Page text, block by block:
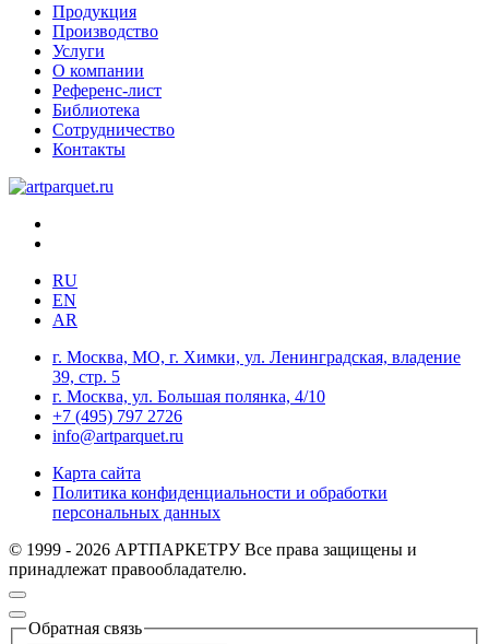
Продукция
Производство
Услуги
О компании
Референс-лист
Библиотека
Сотрудничество
Контакты
RU
EN
AR
г. Москва, МО, г. Химки, ул. Ленинградская, владение
39, стр. 5
г. Москва, ул. Большая полянка, 4/10
+7 (495) 797 2726
info@artparquet.ru
Карта сайта
Политика конфиденциальности и обработки
персональных данных
© 1999 - 2026 АРТПАРКЕТРУ Все права защищены и
принадлежат правообладателю.
Обратная связь